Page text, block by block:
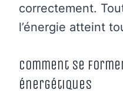
correctement.
l’énergie atteint
Comment se
énergétiques